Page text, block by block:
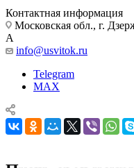
Контактная информация
Московская обл., г.
А
info@usvitok.ru
Telegram
MAX